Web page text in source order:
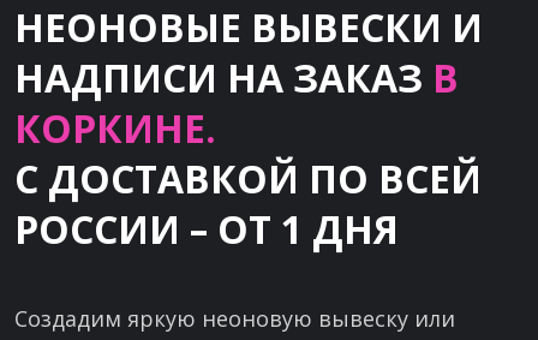
НЕОНОВЫЕ ВЫВЕСКИ И
НАДПИСИ НА ЗАКАЗ В
КОРКИНЕ.
С ДОСТАВКОЙ ПО ВСЕЙ
РОССИИ – ОТ 1 ДНЯ
Создадим яркую неоновую вывеску или